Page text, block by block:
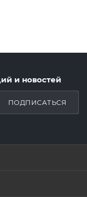
и новостей
ПОДПИСАТЬСЯ